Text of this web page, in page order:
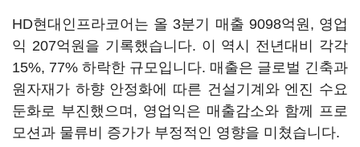
HD현대인프라코어는 올 3분기 매출 9098억원, 영업
익 207억원을 기록했습니다. 이 역시 전년대비 각각
15%, 77% 하락한 규모입니다. 매출은 글로벌 긴축과
원자재가 하향 안정화에 따른 건설기계와 엔진 수요
둔화로 부진했으며, 영업익은 매출감소와 함께 프로
모션과 물류비 증가가 부정적인 영향을 미쳤습니다.